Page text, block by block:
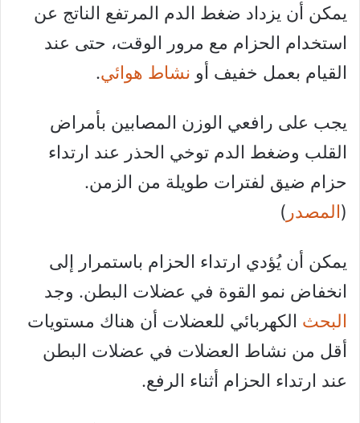
يمكن أن يزداد ضغط الدم المرتفع الناتج عن
استخدام الحزام مع مرور الوقت، حتى عند
القيام بعمل خفيف أو نشاط هوائي.
يجب على رافعي الوزن المصابين بأمراض
القلب وضغط الدم توخي الحذر عند ارتداء
حزام ضيق لفترات طويلة من الزمن.
(المصدر )
يمكن أن يُؤدي ارتداء الحزام باستمرار إلى
انخفاض نمو القوة في عضلات البطن. وجد
البحث الكهربائي للعضلات أن هناك مستويات
أقل من نشاط العضلات في عضلات البطن
عند ارتداء الحزام أثناء الرفع.